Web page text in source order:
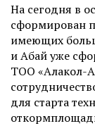
На сегодня в
сформирован
имеющих
и Абай уже
ТОО «Алакол-
для старта